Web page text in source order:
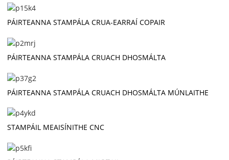
PÁIRTEANNA STAMPÁLA CRUA-EARRAÍ COPAIR
PÁIRTEANNA STAMPÁLA CRUACH DHOSMÁLTA
PÁIRTEANNA STAMPÁLA CRUACH DHOSMÁLTA MÚNLAITHE
STAMPÁIL MEAISÍNITHE CNC